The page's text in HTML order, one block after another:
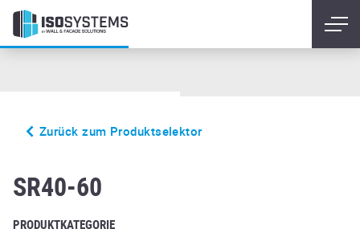
Zurück zum Produktselektor
SR40-60
PRODUKTKATEGORIE